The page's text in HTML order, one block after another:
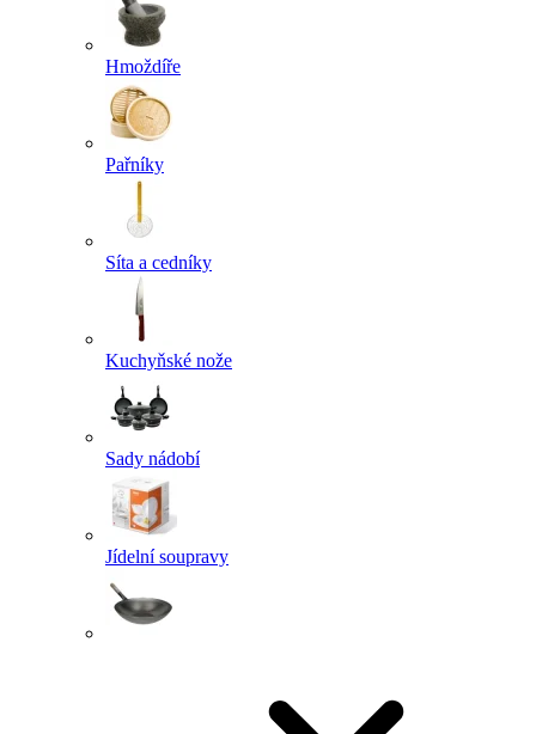
Hmoždíře
Pařníky
Síta a cedníky
Kuchyňské nože
Sady nádobí
Jídelní soupravy